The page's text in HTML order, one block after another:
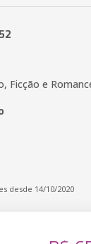
Ficção e
desde 14/10/2020